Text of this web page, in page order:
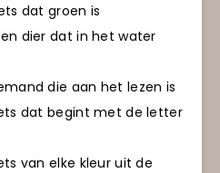
dat groen is
dier dat in het water
die aan het lezen is
dat begint met de letter
van elke kleur uit de